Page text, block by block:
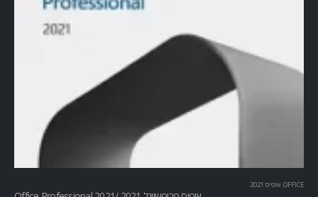
OFFICE
, אופיס 2021